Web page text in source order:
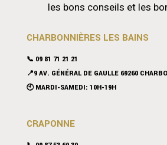
les bons conseils et les
CHARBONNIÈRES LES BAINS
📞 09 81 71 21 21
📍9 AV. GÉNÉRAL DE GAULLE 69260
🕙 MARDI-SAMEDI: 10H-19H
CRAPONNE